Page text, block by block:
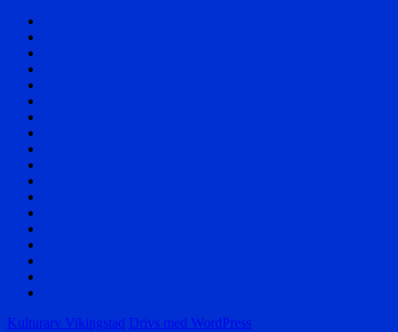
en
Kulturarv Vikingstad Drivs med WordPress